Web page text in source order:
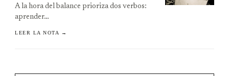
A la hora del balance prioriza dos verbos:
aprender…
LEER LA NOTA →